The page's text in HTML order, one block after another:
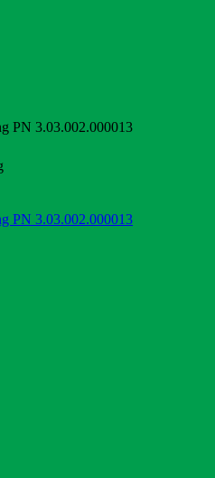
PN 3.03.002.000013
PN 3.03.002.000013